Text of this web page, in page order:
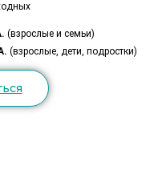
(взрослые и семьи)
(взрослые, дети, подростки)